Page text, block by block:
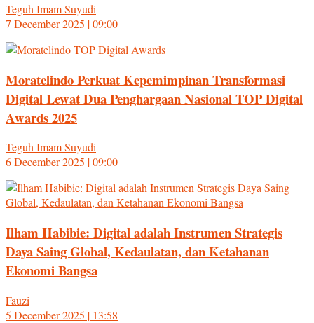
Teguh Imam Suyudi
7 December 2025 | 09:00
Moratelindo Perkuat Kepemimpinan Transformasi
Digital Lewat Dua Penghargaan Nasional TOP Digital
Awards 2025
Teguh Imam Suyudi
6 December 2025 | 09:00
Ilham Habibie: Digital adalah Instrumen Strategis
Daya Saing Global, Kedaulatan, dan Ketahanan
Ekonomi Bangsa
Fauzi
5 December 2025 | 13:58